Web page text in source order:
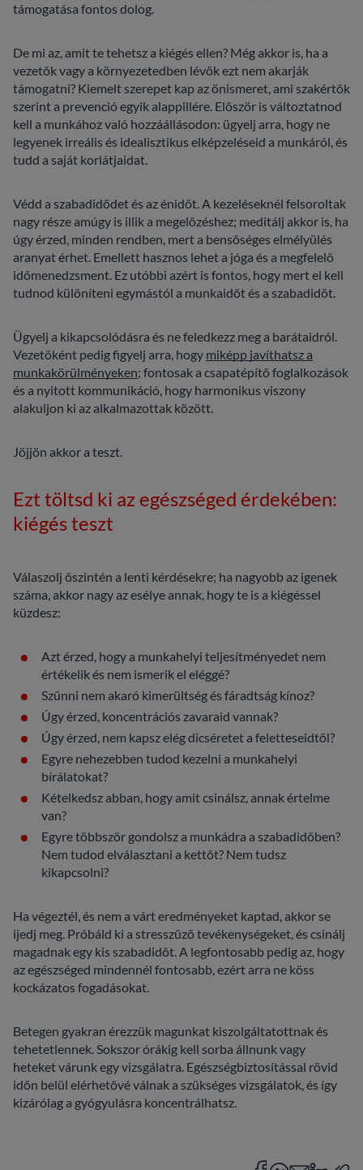
támogatása fontos dolog.
De mi az, amit te tehetsz a kiégés ellen? Még akkor is, ha a
vezetők vagy a környezetedben lévők ezt nem akarják
támogatni? Kiemelt szerepet kap az önismeret, ami szakértők
szerint a prevenció egyik alappillére. Először is változtatnod
kell a munkához való hozzáállásodon: ügyelj arra, hogy ne
legyenek irreális és idealisztikus elképzeléseid a munkáról, és
tudd a saját korlátjaidat.
Védd a szabadidődet és az énidőt. A kezeléseknél felsoroltak
nagy része amúgy is illik a megelőzéshez; meditálj akkor is, ha
úgy érzed, minden rendben, mert a bensőséges elmélyülés
aranyat érhet. Emellett hasznos lehet a jóga és a megfelelő
időmenedzsment. Ez utóbbi azért is fontos, hogy mert el kell
tudnod különíteni egymástól a munkaidőt és a szabadidőt.
Ügyelj a kikapcsolódásra és ne feledkezz meg a barátaidról.
Vezetőként pedig figyelj arra, hogy miképp javíthatsz a
munkakörülményeken; fontosak a csapatépítő foglalkozások
és a nyitott kommunikáció, hogy harmonikus viszony
alakuljon ki az alkalmazottak között.
Jöjjön akkor a teszt.
Ezt töltsd ki az egészséged érdekében:
kiégés teszt
Válaszolj őszintén a lenti kérdésekre; ha nagyobb az igenek
száma, akkor nagy az esélye annak, hogy te is a kiégéssel
küzdesz:
Azt érzed, hogy a munkahelyi teljesítményedet nem
értékelik és nem ismerik el eléggé?
Szűnni nem akaró kimerültség és fáradtság kínoz?
Úgy érzed, koncentrációs zavaraid vannak?
Úgy érzed, nem kapsz elég dicséretet a feletteseidtől?
Egyre nehezebben tudod kezelni a munkahelyi
bírálatokat?
Kételkedsz abban, hogy amit csinálsz, annak értelme
van?
Egyre többször gondolsz a munkádra a szabadidőben?
Nem tudod elválasztani a kettőt? Nem tudsz
kikapcsolni?
Ha végeztél, és nem a várt eredményeket kaptad, akkor se
ijedj meg. Próbáld ki a stresszűző tevékenységeket, és csinálj
magadnak egy kis szabadidőt. A legfontosabb pedig az, hogy
az egészséged mindennél fontosabb, ezért arra ne köss
kockázatos fogadásokat.
Betegen gyakran érezzük magunkat kiszolgáltatottnak és
tehetetlennek. Sokszor órákig kell sorba állnunk vagy
heteket várunk egy vizsgálatra. Egészségbiztosítással rövid
időn belül elérhetővé válnak a szükséges vizsgálatok, és így
kizárólag a gyógyulásra koncentrálhatsz.